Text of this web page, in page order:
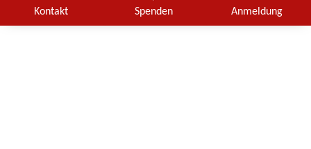
Kontakt Spenden Anmeldung